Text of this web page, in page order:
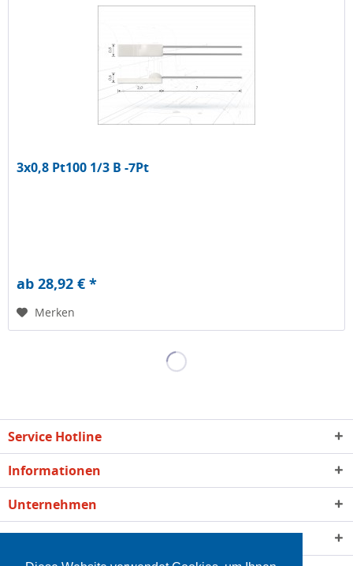
3x0,8 Pt100 1/3 B -7Pt
ab 28,92 € *
Merken
Service Hotline
Informationen
Unternehmen
Qualität